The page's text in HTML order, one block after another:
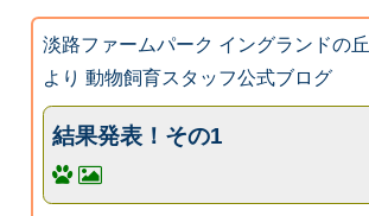
淡路ファームパーク イングランドの丘
より 動物飼育スタッフ公式ブログ
結果発表！その1